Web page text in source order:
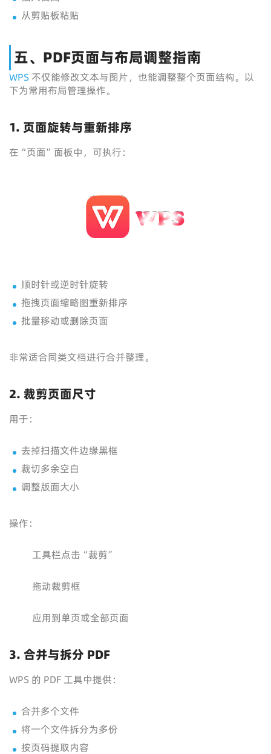
从剪贴板粘贴
五、PDF页面与布局调整指南
WPS 不仅能修改文本与图片，也能调整整个页面结构。以
下为常用布局管理操作。
1. 页面旋转与重新排序
在“页面”面板中，可执行：
顺时针或逆时针旋转
拖拽页面缩略图重新排序
批量移动或删除页面
非常适合同类文档进行合并整理。
2. 裁剪页面尺寸
用于：
去掉扫描文件边缘黑框
裁切多余空白
调整版面大小
操作：
工具栏点击“裁剪”
拖动裁剪框
应用到单页或全部页面
3. 合并与拆分 PDF
WPS 的 PDF 工具中提供：
合并多个文件
将一个文件拆分为多份
按页码提取内容